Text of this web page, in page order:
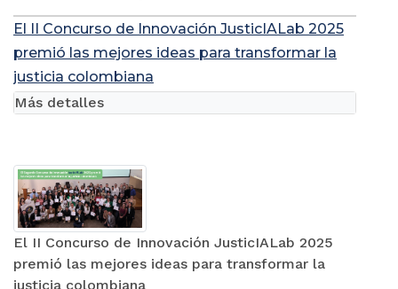
El II Concurso de Innovación JusticIALab 2025
premió las mejores ideas para transformar la
justicia colombiana
El II Concurso de Innovación JusticIALab 2025
premió las mejores ideas para transformar la
justicia colombiana
Más detalles